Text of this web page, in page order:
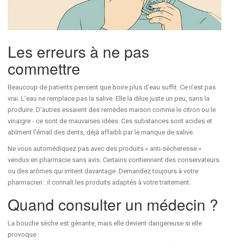
Les erreurs à ne pas
commettre
Beaucoup de patients pensent que boire plus d’eau suffit. Ce n’est pas
vrai. L’eau ne remplace pas la salive. Elle la dilue juste un peu, sans la
produire. D’autres essaient des remèdes maison comme le citron ou le
vinaigre - ce sont de mauvaises idées. Ces substances sont acides et
abîment l’émail des dents, déjà affaibli par le manque de salive.
Ne vous automédiquez pas avec des produits « anti-sécheresse »
vendus en pharmacie sans avis. Certains contiennent des conservateurs
ou des arômes qui irritent davantage. Demandez toujours à votre
pharmacien : il connaît les produits adaptés à votre traitement.
Quand consulter un médecin ?
La bouche sèche est gênante, mais elle devient dangereuse si elle
provoque :